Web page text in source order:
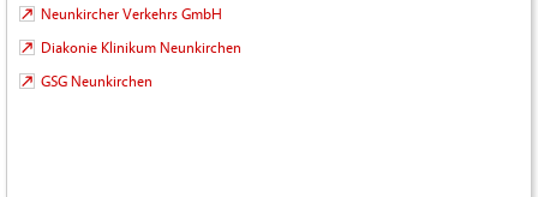
Neunkircher Verkehrs GmbH
Diakonie Klinikum Neunkirchen
GSG Neunkirchen